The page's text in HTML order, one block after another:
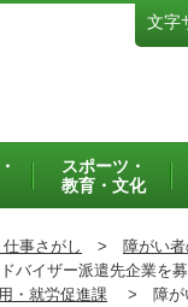
文字
スポーツ・
教育・文化
事さがし > 障がい
バイザー派遣先企業を
・就労促進課 > 障が